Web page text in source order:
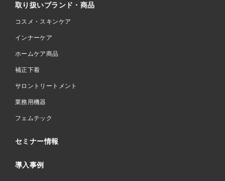
取り扱いブランド・商品
コスメ・スキンケア
インナーケア
ホームケア商品
補正下着
サロントリートメント
業務用機器
フェムテック
セミナー情報
導入事例